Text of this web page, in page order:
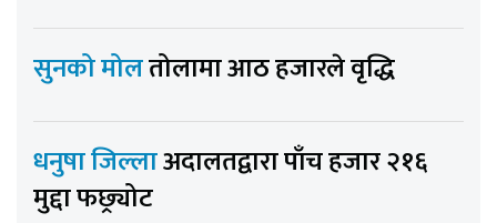
सुनको मोलतोलामा आठ हजारले वृद्धि
धनुषा जिल्लाअदालतद्वारा पाँच हजार २१६
मुद्दा फछ्र्योट